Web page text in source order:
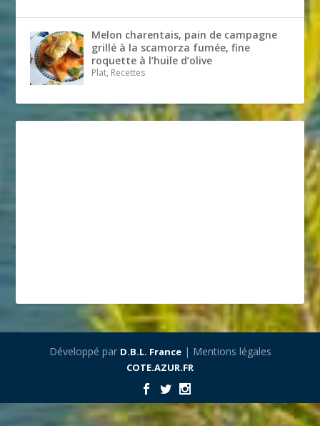
Melon charentais, pain de campagne
grillé à la scamorza fumée, fine
roquette à l’huile d’olive
Plat, Recettes
Développé par D.B.L. France| Mentions légales
COTE.AZUR.FR